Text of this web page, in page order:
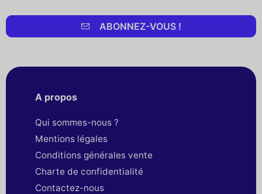
ABONNEZ-VOUS !
A propos
Qui sommes-nous ?
Mentions légales
Conditions générales vente
Charte de confidentialité
Contactez-nous